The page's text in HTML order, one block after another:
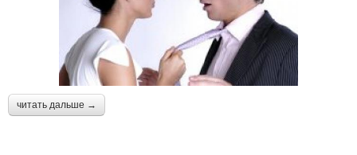
читать дальше →